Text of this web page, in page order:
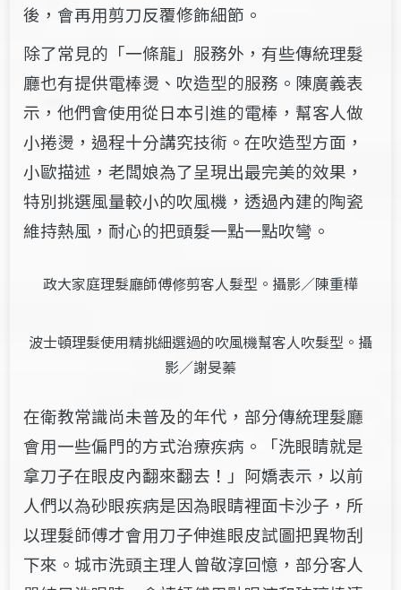
後，會再用剪刀反覆修飾細節。
除了常見的「一條龍」服務外，有些傳統理髮
廳也有提供電棒燙、吹造型的服務。陳廣義表
示，他們會使用從日本引進的電棒，幫客人做
小捲燙，過程十分講究技術。在吹造型方面，
小歐描述，老闆娘為了呈現出最完美的效果，
特別挑選風量較小的吹風機，透過內建的陶瓷
維持熱風，耐心的把頭髮一點一點吹彎。
政大家庭理髮廳師傅修剪客人髮型。攝影／陳重樺
波士頓理髮使用精挑細選過的吹風機幫客人吹髮型。攝
影／謝旻蓁
在衛教常識尚未普及的年代，部分傳統理髮廳
會用一些偏門的方式治療疾病。「洗眼睛就是
拿刀子在眼皮內翻來翻去！」阿嬌表示，以前
人們以為砂眼疾病是因為眼睛裡面卡沙子，所
以理髮師傅才會用刀子伸進眼皮試圖把異物刮
下來。城市洗頭主理人曾敬淳回憶，部分客人